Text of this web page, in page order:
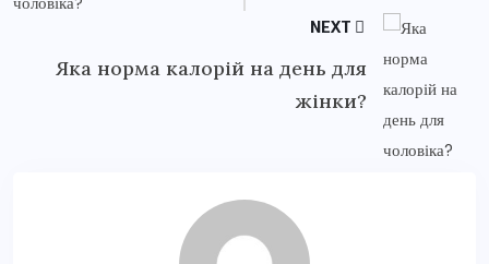
NEXT
Яка норма калорій на день для
жінки?